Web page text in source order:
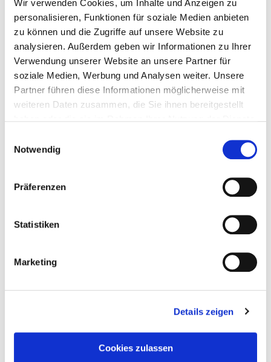
Wir verwenden Cookies, um Inhalte und Anzeigen zu
personalisieren, Funktionen für soziale Medien anbieten
zu können und die Zugriffe auf unsere Website zu
analysieren. Außerdem geben wir Informationen zu Ihrer
Verwendung unserer Website an unsere Partner für
soziale Medien, Werbung und Analysen weiter. Unsere
Partner führen diese Informationen möglicherweise mit
weiteren Daten zusammen, die Sie ihnen bereitgestellt
Notwendig
Präferenzen
Statistiken
Marketing
Details zeigen
Cookies zulassen
Kategorie(n) Tags
Rezensiert von
Zeige alles
R’lyeh – Ein Reiseführer